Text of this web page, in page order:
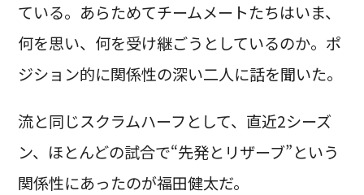
ている。あらためてチームメートたちはいま、
何を思い、何を受け継ごうとしているのか。ポ
ジション的に関係性の深い二人に話を聞いた。
流と同じスクラムハーフとして、直近2シーズ
ン、ほとんどの試合で“先発とリザーブ”という
関係性にあったのが福田健太だ。